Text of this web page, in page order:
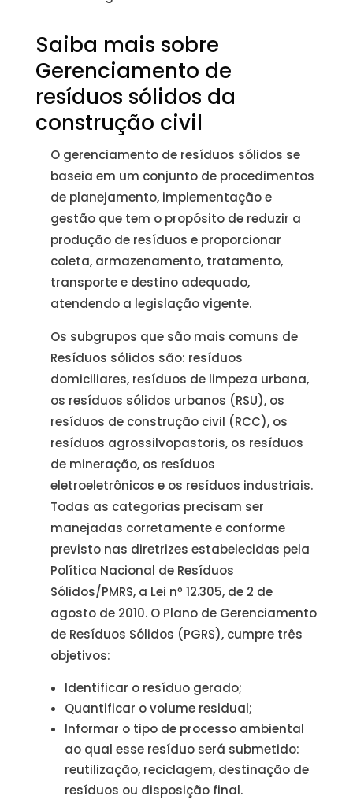
Saiba mais sobre
Gerenciamento de
resíduos sólidos da
construção civil
O gerenciamento de resíduos sólidos se
baseia em um conjunto de procedimentos
de planejamento, implementação e
gestão que tem o propósito de reduzir a
produção de resíduos e proporcionar
coleta, armazenamento, tratamento,
transporte e destino adequado,
atendendo a legislação vigente.
Os subgrupos que são mais comuns de
Resíduos sólidos são: resíduos
domiciliares, resíduos de limpeza urbana,
os resíduos sólidos urbanos (RSU), os
resíduos de construção civil (RCC), os
resíduos agrossilvopastoris, os resíduos
de mineração, os resíduos
eletroeletrônicos e os resíduos industriais.
Todas as categorias precisam ser
manejadas corretamente e conforme
previsto nas diretrizes estabelecidas pela
Política Nacional de Resíduos
Sólidos/PMRS, a Lei nº 12.305, de 2 de
agosto de 2010. O Plano de Gerenciamento
de Resíduos Sólidos (PGRS), cumpre três
objetivos:
Identificar o resíduo gerado;
Quantificar o volume residual;
Informar o tipo de processo ambiental
ao qual esse resíduo será submetido:
reutilização, reciclagem, destinação de
resíduos ou disposição final.